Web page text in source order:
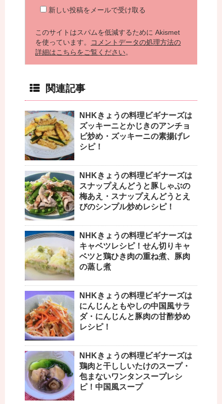
新しい投稿をメールで受け取る
このサイトはスパムを低減するために Akismet
を使っています。
コメントデータの処理方法の
詳細はこちらをご覧ください。
関連記事
NHKきょうの料理ビギナーズは
ズッキーニとかじきのアンチョ
ビ炒め・ズッキーニの素揚げレ
シピ！
NHKきょうの料理ビギナーズは
スナップえんどうと豚しゃぶの
梅あえ・スナップえんどうとえ
びのシンプル炒めレシピ！
NHKきょうの料理ビギナーズは
キャベツレシピ！せん切りキャ
ベツと鶏ひき肉の重ね煮、豚肉
の蒸し煮
NHKきょうの料理ビギナーズは
にんじんともやしの中国風サラ
ダ・にんじんと豚肉の甘酢炒め
レシピ！
NHKきょうの料理ビギナーズは
鶏肉と干ししいたけのスープ・
包まないワンタンスープレシ
ピ！中国風スープ